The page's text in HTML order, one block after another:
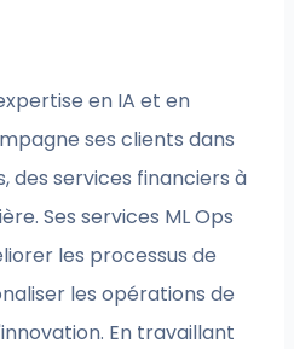
en IA et en
ses clients dans
des services financiers à
Ses services ML Ops
les processus de
les opérations de
En travaillant